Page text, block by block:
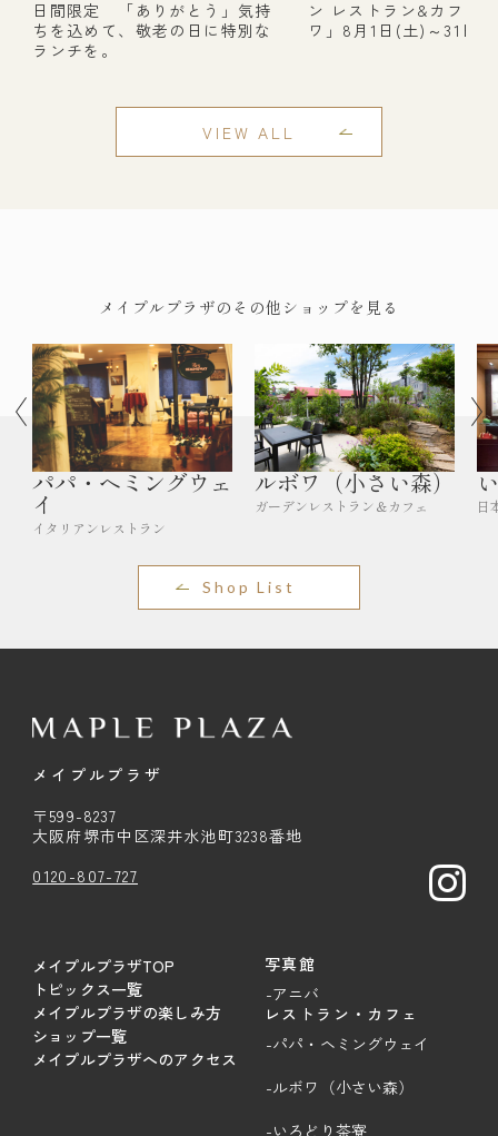
日間限定 「ありがとう」気持
ちを込めて、敬老の日に特別な
ランチを。
ン レストラン&カフェ
ワ」8月1日(土)～31日(
VIEW ALL
メイプルプラザのその他ショップを見る
パパ・ヘミングウェ
イ
イタリアンレストラン
ルボワ（小さい森）
ガーデンレストラン＆カフェ 日
Shop List
メイプルプラザ
〒599-8237
大阪府堺市中区深井水池町3238番地
0120-807-727
メイプルプラザTOP
トピックス一覧
メイプルプラザの楽しみ方
ショップ一覧
メイプルプラザへのアクセス
写真館
-アニバ
レストラン・カフェ
-パパ・ヘミングウェイ
-ルボワ（小さい森）
-いろどり茶寮